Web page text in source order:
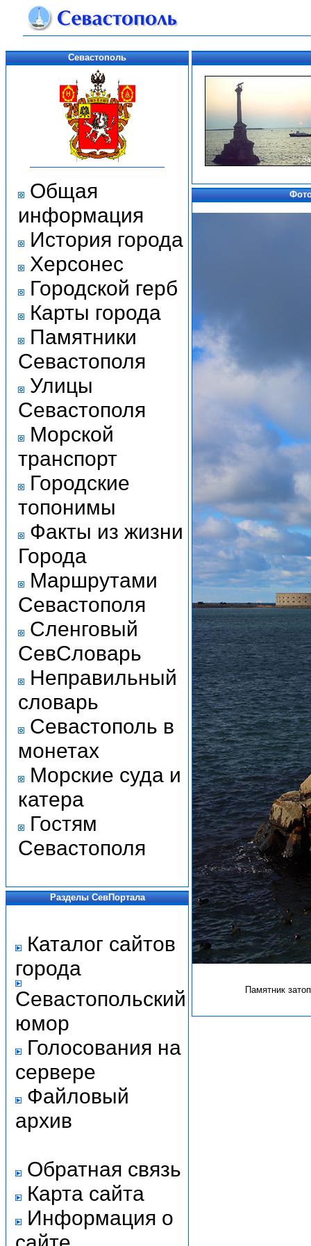
Севастополь
Общая
информация
История города
Херсонес
Городской герб
Карты города
Памятники
Севастополя
Улицы
Севастополя
Морской
транспорт
Городские
топонимы
Факты из жизни
Города
Маршрутами
Севастополя
Сленговый
СевСловарь
Неправильный
словарь
Севастополь в
монетах
Морские суда и
катера
Гостям
Севастополя
Разделы СевПортала
Каталог сайтов
города
Севастопольский
юмор
Голосования на
сервере
Файловый
архив
Обратная связь
Карта сайта
Информация о
Памятник